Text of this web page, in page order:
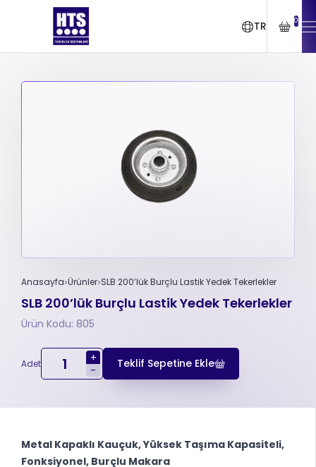
TR 0
Anasayfa Ürünler SLB 200’lük Burçlu Lastik Yedek Tekerlekler
SLB 200’lük Burçlu Lastik Yedek Tekerlekler
Ürün Kodu: 805
Adet
+
-
Teklif Sepetine Ekle
Metal Kapaklı Kauçuk, Yüksek Taşıma Kapasiteli,
Fonksiyonel, Burçlu Makara